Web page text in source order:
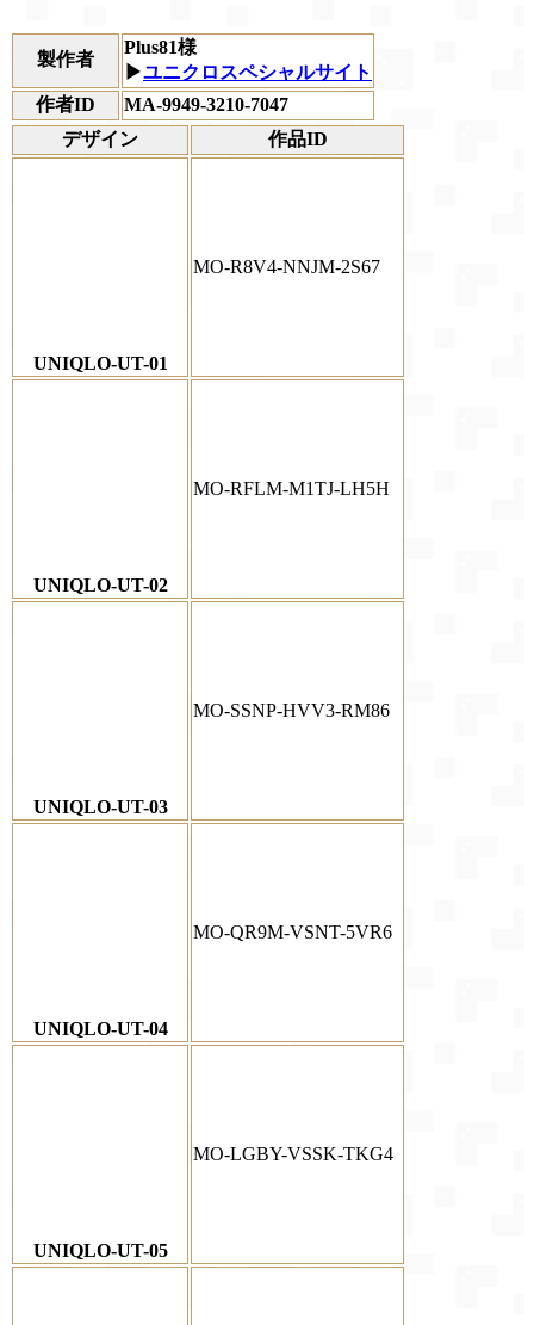
製作者
Plus81様
▶ユニクロスペシャルサイト
作者ID
MA-9949-3210-7047
デザイン
作品ID
UNIQLO-UT-01
MO-R8V4-NNJM-2S67
UNIQLO-UT-02
MO-RFLM-M1TJ-LH5H
UNIQLO-UT-03
MO-SSNP-HVV3-RM86
UNIQLO-UT-04
MO-QR9M-VSNT-5VR6
UNIQLO-UT-05
MO-LGBY-VSSK-TKG4